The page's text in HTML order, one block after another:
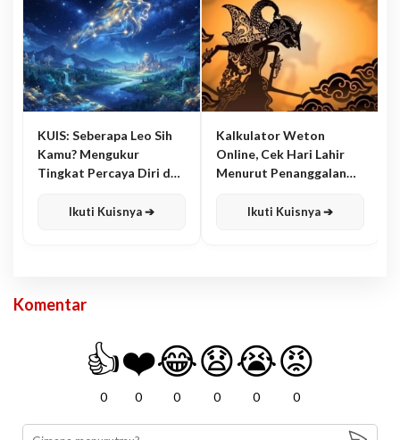
KUIS: Seberapa Leo Sih
Kamu? Mengukur
Tingkat Percaya Diri dan
Ikuti Kuisnya ➔
Kalkulator Weton
Online, Cek Hari Lahir
Menurut Penanggalan
Ikuti Kuisnya ➔
Komentar
👍
0
❤️
0
😂
0
😧
0
😭
0
😡
0